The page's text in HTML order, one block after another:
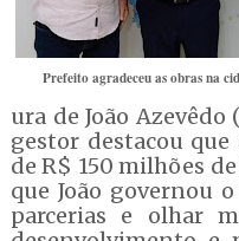
Prefeito agradeceu as obras na
ura de João Azevêdo
gestor destacou
de R$ 150 milhões
que João governou
parcerias e olhar